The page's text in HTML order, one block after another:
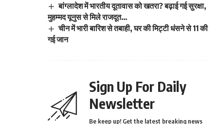
बांग्लादेश में भारतीय दूतावास को खतरा? बढ़ाई गई सुरक्षा,
मुहम्मद यूनुस से मिले राजदूत…
चीन में भारी बारिश से तबाही, घर की मिट्टी धंसने से 11 की
गई जान
Sign Up For Daily
Newsletter
Be keep up! Get the latest breaking news